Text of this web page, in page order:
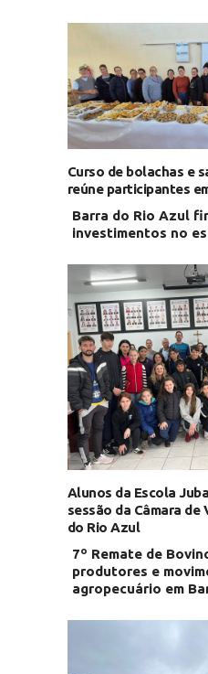
Curso de bolachas e
reúne participantes
Barra do Rio Azul
investimentos no
Alunos da Escola
sessão da Câmara de
do Rio Azul
7º Remate de
produtores e
agropecuário em